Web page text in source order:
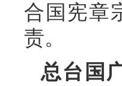
合国宪章
责。
总台国